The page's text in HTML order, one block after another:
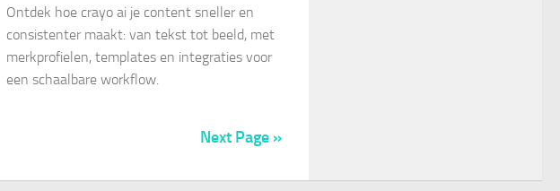
Ontdek hoe crayo ai je content sneller en
consistenter maakt: van tekst tot beeld, met
merkprofielen, templates en integraties voor
een schaalbare workflow.
Next Page »